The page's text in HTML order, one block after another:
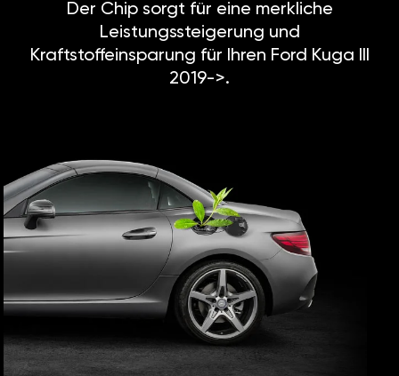
Der Chip sorgt für eine merkliche
Leistungssteigerung und
Kraftstoffeinsparung für Ihren Ford Kuga III
2019->.